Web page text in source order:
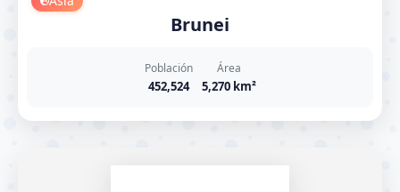
Brunei
Población
452,524
Área
5,270 km²